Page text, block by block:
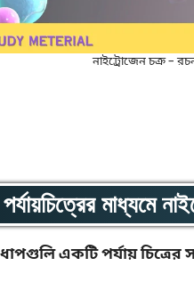
নাইট্রোজেন চক্র –
মাধ্যমে
একটি পর্যায় চিত্রের